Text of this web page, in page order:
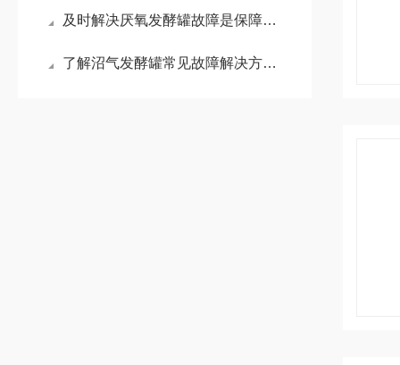
及时解决厌氧发酵罐故障是保障长期高效运行的关键
了解沼气发酵罐常见故障解决方法帮助用户迅速恢复系统功能